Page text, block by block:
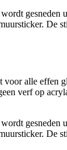
gesneden
De
voor alle effen
verf op
gesneden
De